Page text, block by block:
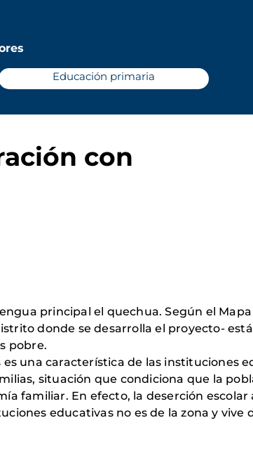
Educación primaria
con
principal el quechua. Según el
donde se desarrolla el proyecto-
pobre.
una característica de las instituciones
situación que condiciona que la
familiar. En efecto, la deserción escolar
educativas no es de la zona y vive